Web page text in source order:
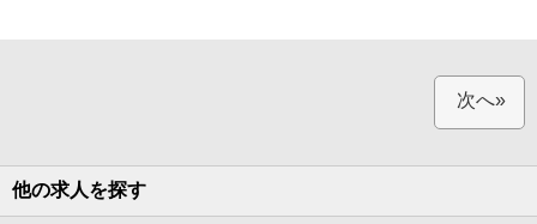
次へ»
他の求人を探す